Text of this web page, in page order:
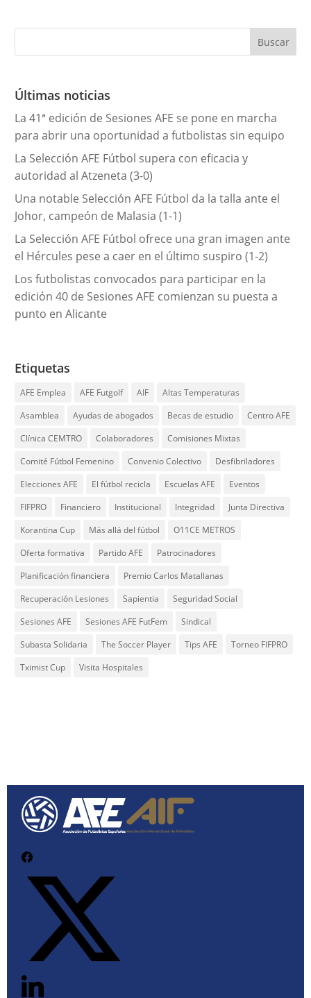
g
r
a
s
Últimas noticias
La 41ª edición de Sesiones AFE se pone en marcha
para abrir una oportunidad a futbolistas sin equipo
La Selección AFE Fútbol supera con eficacia y
autoridad al Atzeneta (3-0)
Una notable Selección AFE Fútbol da la talla ante el
Johor, campeón de Malasia (1-1)
La Selección AFE Fútbol ofrece una gran imagen ante
el Hércules pese a caer en el último suspiro (1-2)
Los futbolistas convocados para participar en la
edición 40 de Sesiones AFE comienzan su puesta a
punto en Alicante
Etiquetas
AFE Emplea AFE Futgolf AIF
Altas Temperaturas
Asamblea
Ayudas de abogados Becas de estudio
Centro AFE
Clínica CEMTRO
Colaboradores
Comisiones Mixtas
Comité Fútbol Femenino
Convenio Colectivo
Desfibriladores
Elecciones AFE
El fútbol recicla Escuelas AFE
Eventos
FIFPRO
Financiero Institucional Integridad
Junta Directiva
Korantina Cup
Más allá del fútbol
O11CE METROS
Oferta formativa
Partido AFE
Patrocinadores
Planificación financiera
Premio Carlos Matallanas
Recuperación Lesiones
Sapientia
Seguridad Social
Sesiones AFE
Sesiones AFE FutFem
Sindical
Subasta Solidaria
The Soccer Player Tips AFE
Torneo FIFPRO
Tximist Cup
Visita Hospitales